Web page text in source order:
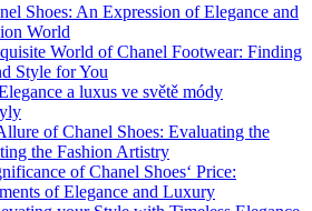
Shoes: ‌An⁤ Expression of Elegance‌ and
World
World of Chanel Footwear: Finding
Style for You
‌a⁢ luxus ve světě módy
of Chanel Shoes: Evaluating the
​the ⁤Fashion⁤ Artistry
of⁣ Chanel Shoes‘ Price:⁤
of Elegance ​and Luxury